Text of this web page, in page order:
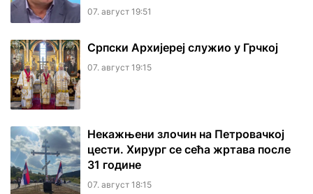
07. август 19:51
Српски Архијереј служио у Грчкој
07. август 19:15
Некажњени злочин на Петровачкој
цести. Хирург се сећа жртава после
31 године
07. август 18:15